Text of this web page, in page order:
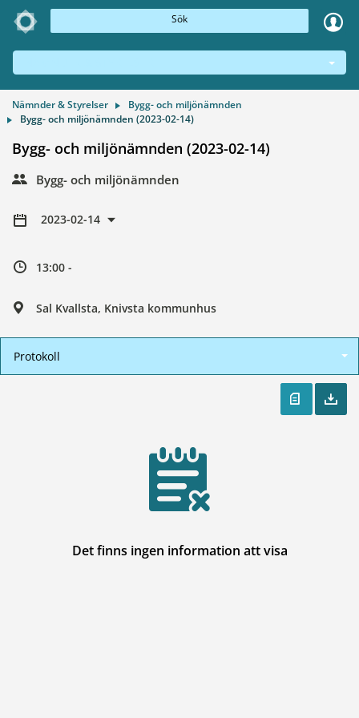
Sök
Nämnder & Styrelser
Bygg- och miljönämnden
Bygg- och miljönämnden (2023-02-14)
Bygg- och miljönämnden (2023-02-14)
Bygg- och miljönämnden
2023-02-14
13:00 -
Sal Kvallsta, Knivsta kommunhus
Protokoll
Det finns ingen information att visa